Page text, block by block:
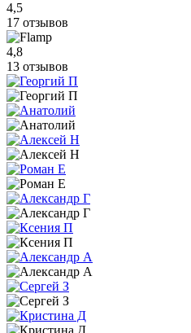
4,5
17 отзывов
4,8
13 отзывов